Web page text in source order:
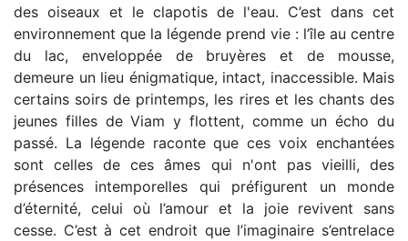
des oiseaux et le clapotis de l'eau. C’est dans cet
environnement que la légende prend vie : l’île au centre
du lac, enveloppée de bruyères et de mousse,
demeure un lieu énigmatique, intact, inaccessible. Mais
certains soirs de printemps, les rires et les chants des
jeunes filles de Viam y flottent, comme un écho du
passé. La légende raconte que ces voix enchantées
sont celles de ces âmes qui n'ont pas vieilli, des
présences intemporelles qui préfigurent un monde
d’éternité, celui où l’amour et la joie revivent sans
cesse. C’est à cet endroit que l’imaginaire s’entrelace